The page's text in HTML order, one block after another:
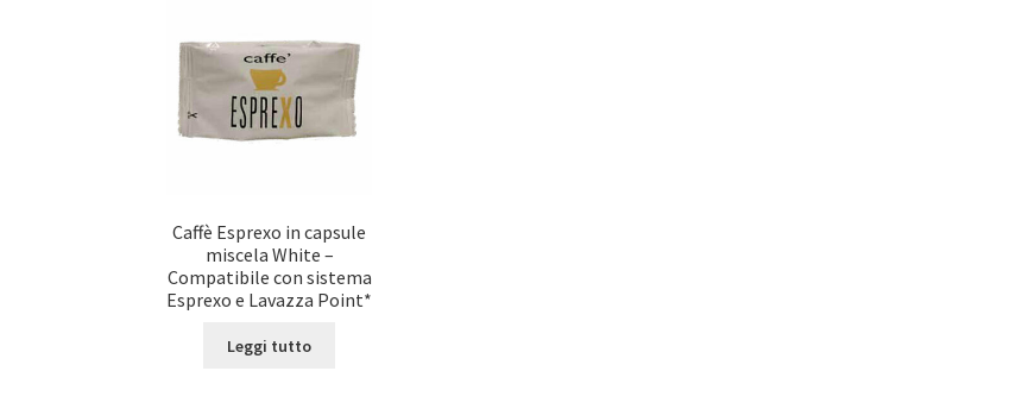
Caffè Esprexo in capsule
miscela White –
Compatibile con sistema
Esprexo e Lavazza Point*
Leggi tutto